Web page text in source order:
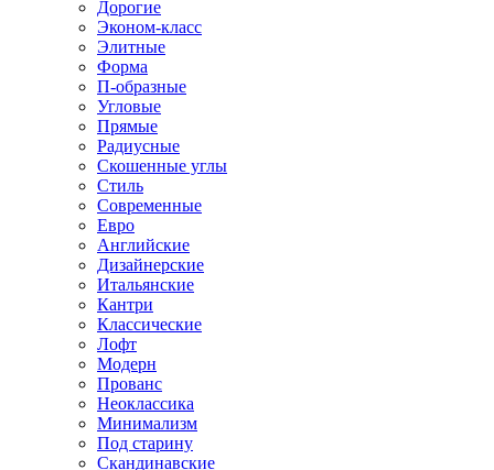
Дорогие
Эконом-класс
Элитные
Форма
П-образные
Угловые
Прямые
Радиусные
Скошенные углы
Стиль
Современные
Евро
Английские
Дизайнерские
Итальянские
Кантри
Классические
Лофт
Модерн
Прованс
Неоклассика
Минимализм
Под старину
Скандинавские